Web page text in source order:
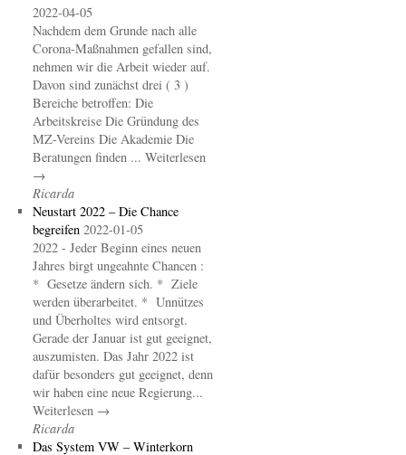
2022-04-05
Nachdem dem Grunde nach alle
Corona-Maßnahmen gefallen sind,
nehmen wir die Arbeit wieder auf.
Davon sind zunächst drei ( 3 )
Bereiche betroffen: Die
Arbeitskreise Die Gründung des
MZ-Vereins Die Akademie Die
Beratungen finden ... Weiterlesen
→
Ricarda
Neustart 2022 – Die Chance
begreifen 2022-01-05
2022 - Jeder Beginn eines neuen
Jahres birgt ungeahnte Chancen :
* Gesetze ändern sich. * Ziele
werden überarbeitet. * Unnützes
und Überholtes wird entsorgt.
Gerade der Januar ist gut geeignet,
auszumisten. Das Jahr 2022 ist
dafür besonders gut geeignet, denn
wir haben eine neue Regierung...
Weiterlesen →
Ricarda
Das System VW – Winterkorn